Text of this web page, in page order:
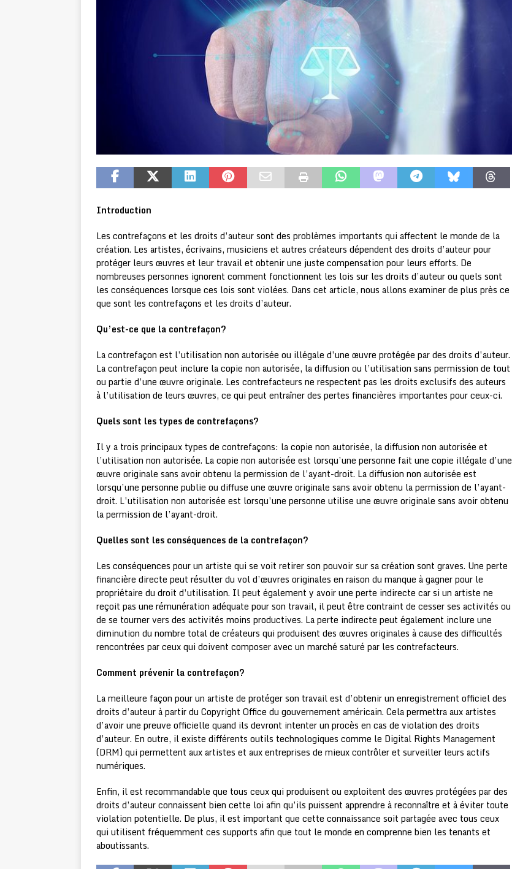
Introduction
Les contrefaçons et les droits d’auteur sont des problèmes importants qui affectent le monde de la
création. Les artistes, écrivains, musiciens et autres créateurs dépendent des droits d’auteur pour
protéger leurs œuvres et leur travail et obtenir une juste compensation pour leurs efforts. De
nombreuses personnes ignorent comment fonctionnent les lois sur les droits d’auteur ou quels sont
les conséquences lorsque ces lois sont violées. Dans cet article, nous allons examiner de plus près ce
que sont les contrefaçons et les droits d’auteur.
Qu’est-ce que la contrefaçon?
La contrefaçon est l’utilisation non autorisée ou illégale d’une œuvre protégée par des droits d’auteur.
La contrefaçon peut inclure la copie non autorisée, la diffusion ou l’utilisation sans permission de tout
ou partie d’une œuvre originale. Les contrefacteurs ne respectent pas les droits exclusifs des auteurs
à l’utilisation de leurs œuvres, ce qui peut entraîner des pertes financières importantes pour ceux-ci.
Quels sont les types de contrefaçons?
Il y a trois principaux types de contrefaçons: la copie non autorisée, la diffusion non autorisée et
l’utilisation non autorisée. La copie non autorisée est lorsqu’une personne fait une copie illégale d’une
œuvre originale sans avoir obtenu la permission de l’ayant-droit. La diffusion non autorisée est
lorsqu’une personne publie ou diffuse une œuvre originale sans avoir obtenu la permission de l’ayant-
droit. L’utilisation non autorisée est lorsqu’une personne utilise une œuvre originale sans avoir obtenu
la permission de l’ayant-droit.
Quelles sont les conséquences de la contrefaçon?
Les conséquences pour un artiste qui se voit retirer son pouvoir sur sa création sont graves. Une perte
financière directe peut résulter du vol d’œuvres originales en raison du manque à gagner pour le
propriétaire du droit d’utilisation. Il peut également y avoir une perte indirecte car si un artiste ne
reçoit pas une rémunération adéquate pour son travail, il peut être contraint de cesser ses activités ou
de se tourner vers des activités moins productives. La perte indirecte peut également inclure une
diminution du nombre total de créateurs qui produisent des œuvres originales à cause des difficultés
rencontrées par ceux qui doivent composer avec un marché saturé par les contrefacteurs.
Comment prévenir la contrefaçon?
La meilleure façon pour un artiste de protéger son travail est d’obtenir un enregistrement officiel des
droits d’auteur à partir du Copyright Office du gouvernement américain. Cela permettra aux artistes
d’avoir une preuve officielle quand ils devront intenter un procès en cas de violation des droits
d’auteur. En outre, il existe différents outils technologiques comme le Digital Rights Management
(DRM) qui permettent aux artistes et aux entreprises de mieux contrôler et surveiller leurs actifs
numériques.
Enfin, il est recommandable que tous ceux qui produisent ou exploitent des œuvres protégées par des
droits d’auteur connaissent bien cette loi afin qu’ils puissent apprendre à reconnaître et à éviter toute
violation potentielle. De plus, il est important que cette connaissance soit partagée avec tous ceux
qui utilisent fréquemment ces supports afin que tout le monde en comprenne bien les tenants et
aboutissants.